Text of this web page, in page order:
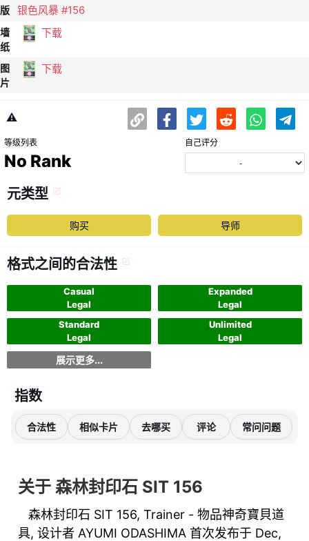
版 银色风暴 #156
墙
纸
下载
图
片
下载
⚠️
等级列表
No Rank
自己评分
元类型
购买 导师
格式之间的合法性
Casual
Legal
Expanded
Legal
Standard
Legal
Unlimited
Legal
展示更多...
指数
合法性 相似卡片 去哪买 评论 常问问题
关于 森林封印石 SIT 156
森林封印石 SIT 156, Trainer - 物品神奇寶貝道
具, 设计者 AYUMI ODASHIMA 首次发布于 Dec,